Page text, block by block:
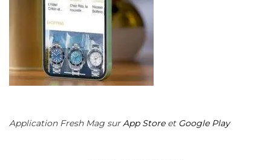
Application Fresh Mag surApp Storeet Google Play